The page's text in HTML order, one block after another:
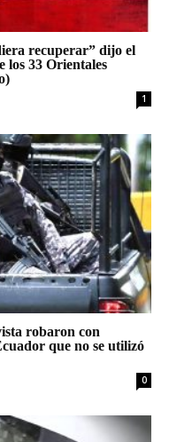
recuperar” dijo el
los 33 Orientales
1
robaron con
que no se utilizó
0